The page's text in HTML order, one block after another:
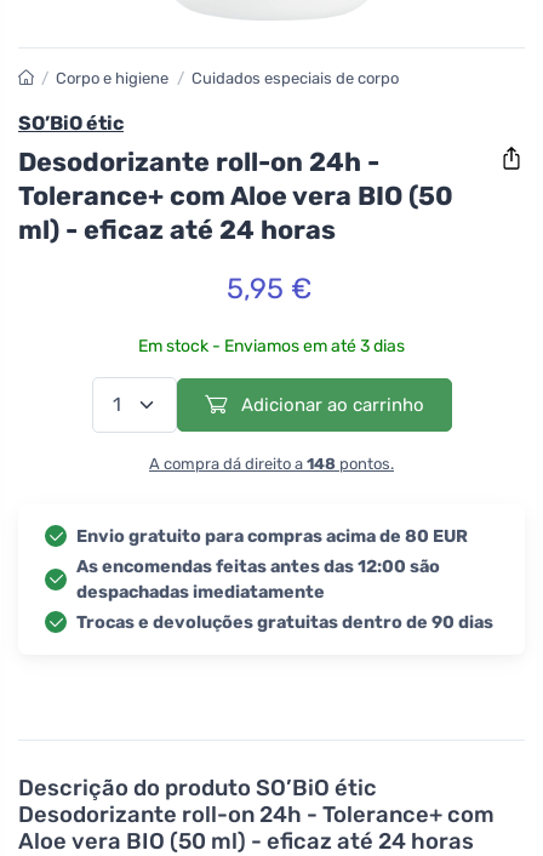
Descrição do produto SO’BiO étic
Desodorizante roll-on 24h - Tolerance+ com
Aloe vera BIO (50 ml) - eficaz até 24 horas
/ Corpo e higiene / Cuidados especiais de corpo
SO’BiO étic
Desodorizante roll-on 24h -
Tolerance+ com Aloe vera BIO (50
ml) - eficaz até 24 horas
5,95 €
Em stock - Enviamos em até 3 dias
Adicionar ao carrinho
A compra dá direito a 148 pontos.
Envio gratuito para compras acima de 80 EUR
As encomendas feitas antes das 12:00 são
despachadas imediatamente
Trocas e devoluções gratuitas dentro de 90 dias